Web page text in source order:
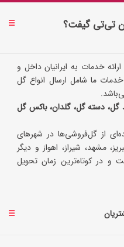
تی‌تی گیفت؟
خدمات به ایرانیان داخل و
ما شامل ارسال انواع گل
گل، دسته گل، گلدان، باکس گل
از گل‌فروشی‌ها در شهرهای
مشهد، شیراز، اهواز و دیگر
و در کوتاه‌ترین زمان تحویل